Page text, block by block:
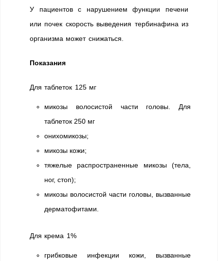
У пациентов с нарушением функции печени
или почек скорость выведения тербинафина из
организма может снижаться.
Показания
Для таблеток 125 мг
микозы волосистой части головы. Для
таблеток 250 мг
онихомикозы;
микозы кожи;
тяжелые распространенные микозы (тела,
ног, стоп);
микозы волосистой части головы, вызванные
дерматофитами.
Для крема 1%
грибковые инфекции кожи, вызванные